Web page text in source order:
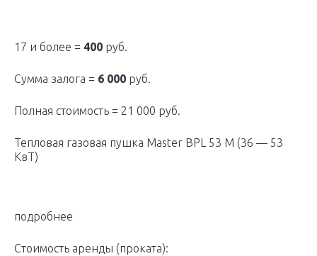
17 и более = 400 руб.
Сумма залога = 6 000 руб.
Полная стоимость = 21 000 руб.
Тепловая газовая пушка Master BPL 53 M (36 — 53
КвТ)
подробнее
Стоимость аренды (проката):